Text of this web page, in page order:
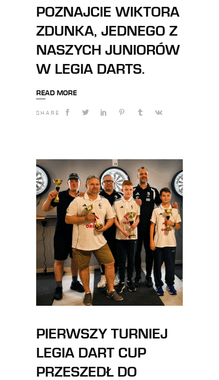
POZNAJCIE WIKTORA
ZDUNKA, JEDNEGO Z
NASZYCH JUNIORÓW
W LEGIA DARTS.
READ MORE
SHARE
PIERWSZY TURNIEJ
LEGIA DART CUP
PRZESZEDŁ DO